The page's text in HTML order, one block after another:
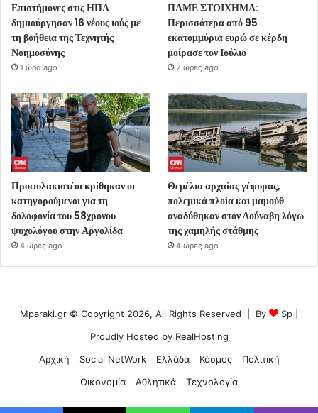
Επιστήμονες στις ΗΠΑ
δημιούργησαν 16 νέους ιούς με
τη βοήθεια της Τεχνητής
Νοημοσύνης
1 ώρα ago
ΠΑΜΕ ΣΤΟΙΧΗΜΑ:
Περισσότερα από 95
εκατομμύρια ευρώ σε κέρδη
μοίρασε τον Ιούλιο
2 ώρες ago
Προφυλακιστέοι κρίθηκαν οι
κατηγορούμενοι για τη
δολοφονία του 58χρονου
ψυχολόγου στην Αργολίδα
4 ώρες ago
Θεμέλια αρχαίας γέφυρας,
πολεμικά πλοία και μαμούθ
αναδύθηκαν στον Δούναβη λόγω
της χαμηλής στάθμης
4 ώρες ago
Mparaki.gr © Copyright 2026, All Rights Reserved | By Sp
Proudly Hosted by RealHosting
Αρχική
Social NetWork Ελλάδα Κόσμος
Πολιτική
Οικονομία
Αθλητικά Τεχνολογία